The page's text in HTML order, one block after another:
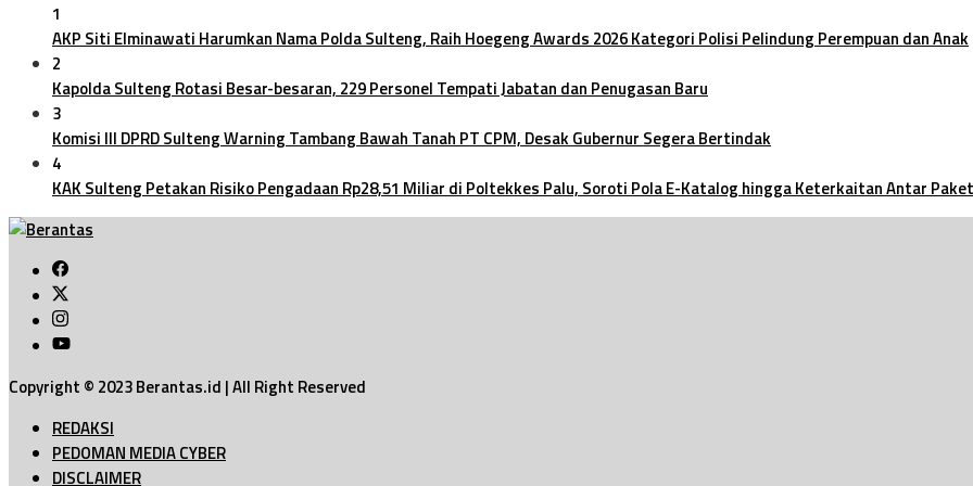
1
AKP Siti Elminawati Harumkan Nama Polda Sulteng, Raih Hoegeng Awards 2026 Kategori Polisi Pelindung Perempuan dan Anak
2
Kapolda Sulteng Rotasi Besar-besaran, 229 Personel Tempati Jabatan dan Penugasan Baru
3
Komisi III DPRD Sulteng Warning Tambang Bawah Tanah PT CPM, Desak Gubernur Segera Bertindak
4
KAK Sulteng Petakan Risiko Pengadaan Rp28,51 Miliar di Poltekkes Palu, Soroti Pola E-Katalog hingga Keterkaitan Antar Paket
Copyright © 2023 Berantas.id | All Right Reserved
REDAKSI
PEDOMAN MEDIA CYBER
DISCLAIMER